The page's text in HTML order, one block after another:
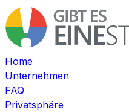
Home
Unternehmen
FAQ
Privatsphäre